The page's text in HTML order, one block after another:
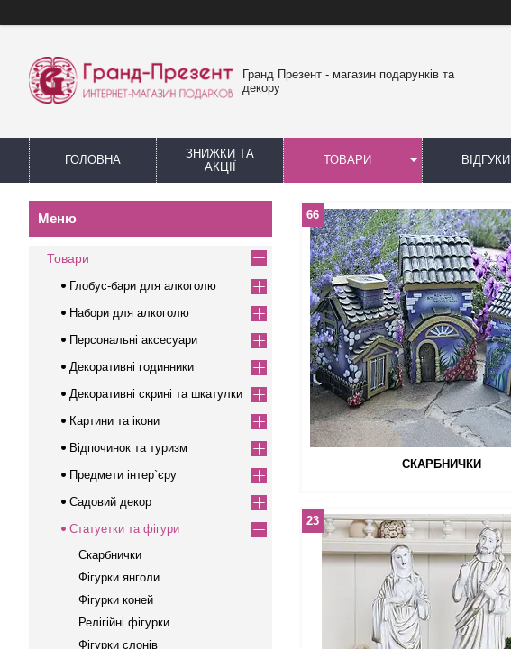
Гранд Презент - магазин подарунків та
декору
ГОЛОВНА
ЗНИЖКИ ТА
АКЦІЇ
ТОВАРИ ВІДГУКИ
СКАРБНИЧКИ
66
23
Товари
Глобус-бари для алкоголю
Набори для алкоголю
Персональні аксесуари
Декоративні годинники
Декоративні скрині та шкатулки
Картини та ікони
Відпочинок та туризм
Предмети інтер`єру
Садовий декор
Статуетки та фігури
Скарбнички
Фігурки янголи
Фігурки коней
Релігійні фігурки
Фігурки слонів